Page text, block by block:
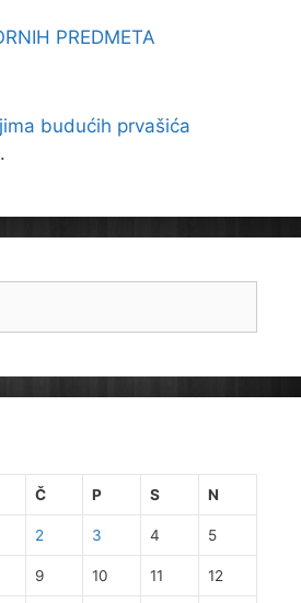
PREDMETA
budućih prvašića
Č P S N
2 3 4 5
9 10 11 12